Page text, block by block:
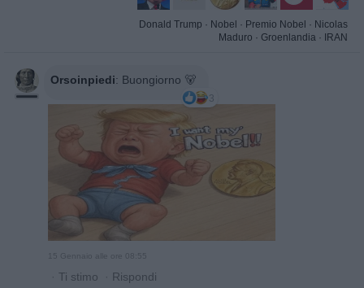
Donald Trump · Nobel · Premio Nobel · Nicolas
Maduro · Groenlandia · IRAN
Orsoinpiedi: Buongiorno 🐻
3
15 Gennaio alle ore 08:55
· Ti stimo · Rispondi